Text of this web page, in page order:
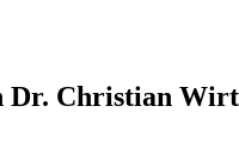
Dr. Christian